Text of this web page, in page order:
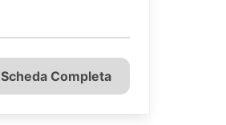
Scheda Completa